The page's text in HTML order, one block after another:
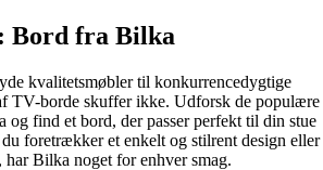
Bord fra Bilka
kvalitetsmøbler til konkurrencedygtige
TV-borde skuffer ikke. Udforsk de populære
og find et bord, der passer perfekt til din stue
foretrækker et enkelt og stilrent design eller
Bilka noget for enhver smag.